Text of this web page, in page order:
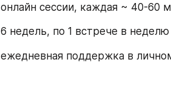
онлайн сессии, каждая ~ 40-60
6 недель, по 1 встрече в неделю
ежедневная поддержка в